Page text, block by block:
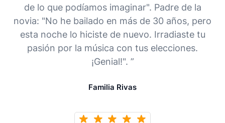
de lo que podíamos imaginar". Padre de la
novia: "No he bailado en más de 30 años, pero
esta noche lo hiciste de nuevo. Irradiaste tu
pasión por la música con tus elecciones.
¡Genial!". ”
Familia Rivas